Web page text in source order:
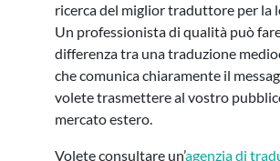
ricerca del miglior traduttore per la
Un professionista di qualità può
differenza tra una traduzione
che comunica chiaramente il
volete trasmettere al vostro
mercato estero.
Volete consultare un’agenzia di